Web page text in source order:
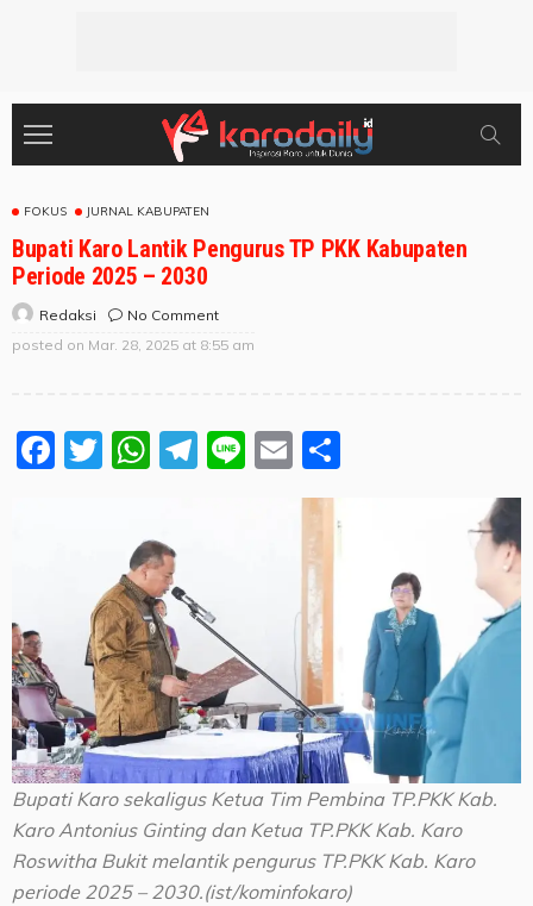
FOKUS JURNAL KABUPATEN
Bupati Karo Lantik Pengurus TP PKK Kabupaten
Periode 2025 – 2030
Redaksi
No Comment
posted on Mar. 28, 2025 at 8:55 am
Facebook
Twitter
WhatsApp
Telegram
LineEmail
Bupati Karo sekaligus Ketua Tim Pembina TP.PKK Kab.
Karo Antonius Ginting dan Ketua TP.PKK Kab. Karo
Roswitha Bukit melantik pengurus TP.PKK Kab. Karo
periode 2025 – 2030.(ist/kominfokaro)